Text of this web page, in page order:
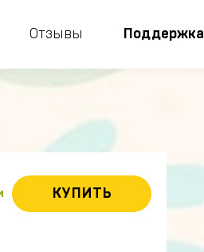
Отзывы Поддержка
КУПИТЬ